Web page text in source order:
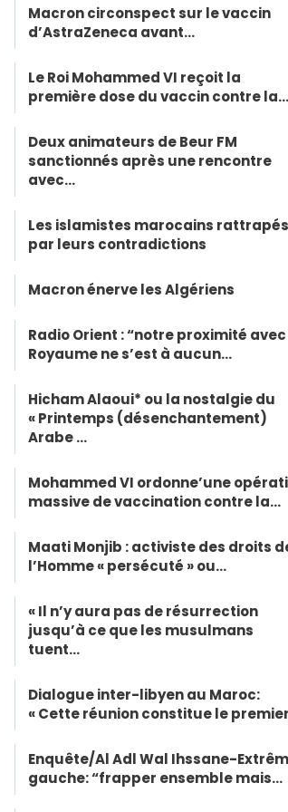
Macron circonspect sur le vaccin
d’AstraZeneca avant…
Le Roi Mohammed VI reçoit la
première dose du vaccin contre la…
Deux animateurs de Beur FM
sanctionnés après une rencontre
avec…
Les islamistes marocains rattrapés
par leurs contradictions
Macron énerve les Algériens
Radio Orient : “notre proximité
Royaume ne s’est à aucun…
Hicham Alaoui* ou la nostalgie du
« Printemps (désenchantement)
Arabe …
Mohammed VI ordonne’une
massive de vaccination contre la…
Maati Monjib : activiste des droits
l’Homme « persécuté » ou…
« Il n’y aura pas de résurrection
jusqu’à ce que les musulmans
tuent…
Dialogue inter-libyen au Maroc:
« Cette réunion constitue le
Enquête/Al Adl Wal Ihssane-
gauche: “frapper ensemble mais…